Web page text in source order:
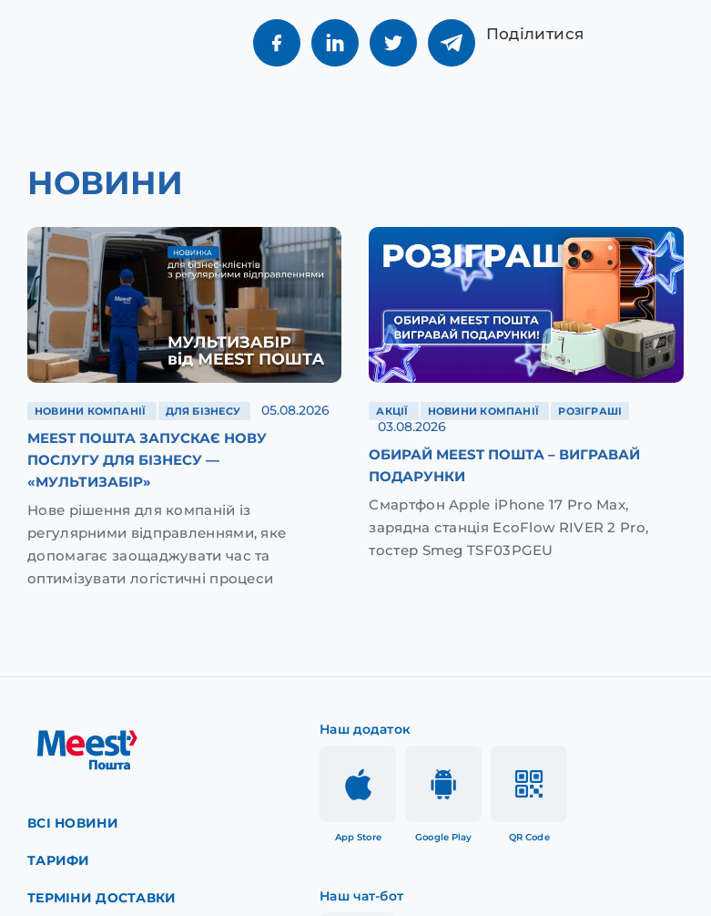
Поділитися
НОВИНИ
НОВИНИ КОМПАНІЇ ДЛЯ БІЗНЕСУ 05.08.2026
MEEST ПОШТА ЗАПУСКАЄ НОВУ
ПОСЛУГУ ДЛЯ БІЗНЕСУ —
«МУЛЬТИЗАБІР»
Нове рішення для компаній із
регулярними відправленнями, яке
допомагає заощаджувати час та
оптимізувати логістичні процеси
АКЦІЇ НОВИНИ КОМПАНІЇ РОЗІГРАШІ
03.08.2026
ОБИРАЙ MEEST ПОШТА – ВИГРАВАЙ
ПОДАРУНКИ
Смартфон Apple iPhone 17 Pro Max,
зарядна станція EcoFlow RIVER 2 Pro,
тостер Smeg TSF03PGEU
ВСІ НОВИНИ
ТАРИФИ
ТЕРМІНИ ДОСТАВКИ
Наш додаток
App Store Google Play QR Code
Наш чат-бот